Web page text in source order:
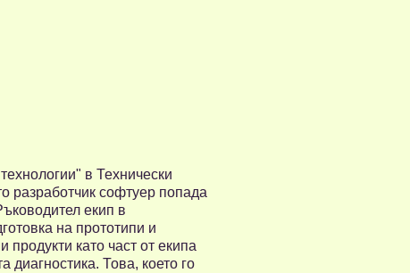
в Технически
разработчик софтуер попада
екип в
на прототипи и
като част от екипа
Това, което го